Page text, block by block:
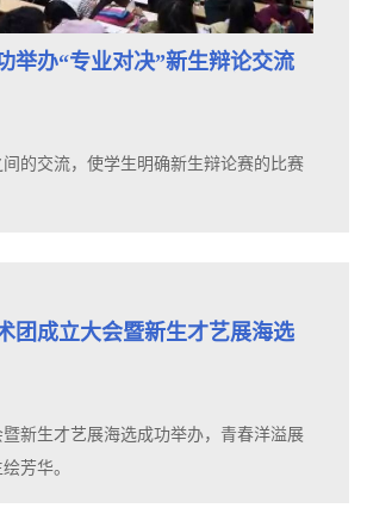
举办“专业对决”新生辩论交流
的交流，使学生明确新生辩论赛的比赛
团成立大会暨新生才艺展海选
新生才艺展海选成功举办，青春洋溢展
芳华。